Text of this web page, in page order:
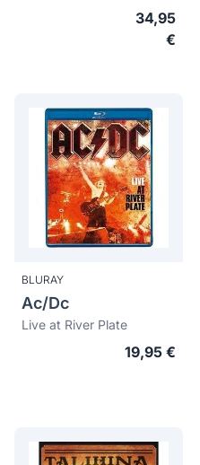
34,95
€
BLURAY
Ac/Dc
Live at River Plate
19,95 €